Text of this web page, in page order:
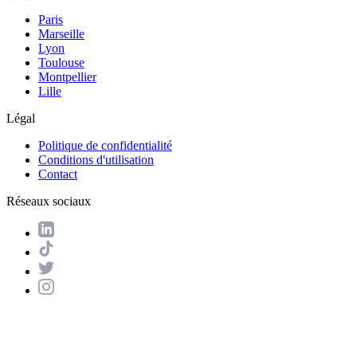
Paris
Marseille
Lyon
Toulouse
Montpellier
Lille
Légal
Politique de confidentialité
Conditions d'utilisation
Contact
Réseaux sociaux